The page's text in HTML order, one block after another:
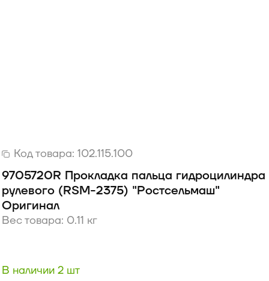
Код товара: 102.115.100
9705720R Прокладка пальца гидроцилиндра
рулевого (RSM-2375) "Ростсельмаш"
Оригинал
Вес товара: 0.11 кг
В наличии 2 шт